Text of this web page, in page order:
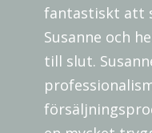
fantastiskt att
Susanne och
till slut.